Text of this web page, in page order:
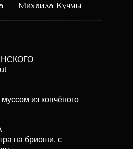
— Михаила Кучмы
из копчёного
на бриоши, с